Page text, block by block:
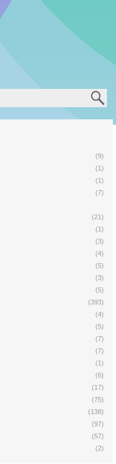
(9)
(1)
(1)
(7)
(21)
(1)
(3)
(4)
(5)
(3)
(5)
(393)
(4)
(5)
(7)
(7)
(1)
(6)
(17)
(75)
(138)
(97)
(57)
(2)